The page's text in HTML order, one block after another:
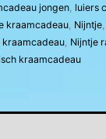
jongen, luiers
kraamcadeau, Nijntje,
kraamcadeau, Nijntje
kraamcadeau